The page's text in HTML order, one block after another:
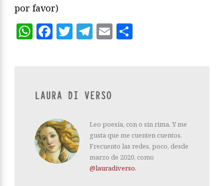
por favor)
WhatsApp
Facebook
Twitter
Telegram
Email
LAURA DI VERSO
Leo poesía, con o sin rima. Y me
gusta que me cuenten cuentos.
Frecuento las redes, poco, desde
marzo de 2020, como
@lauradiverso.